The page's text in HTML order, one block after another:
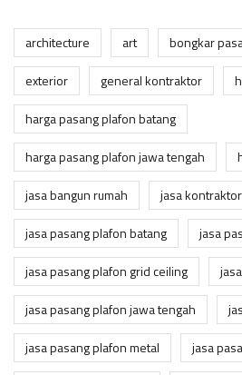
architecture art bongkar
exterior
general kontraktor
harga pasang plafon batang
harga pasang plafon jawa tengah
jasa bangun rumah
jasa kontraktor
jasa pasang plafon batang
jasa
jasa pasang plafon grid ceiling
jasa pasang plafon jawa tengah
jasa pasang plafon metal
jasa